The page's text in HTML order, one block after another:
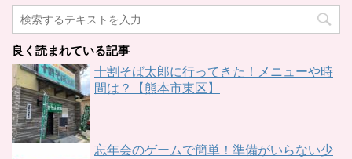
良く読まれている記事
十割そば太郎に行ってきた！メニューや時
間は？【熊本市東区】
忘年会のゲームで簡単！準備がいらない少